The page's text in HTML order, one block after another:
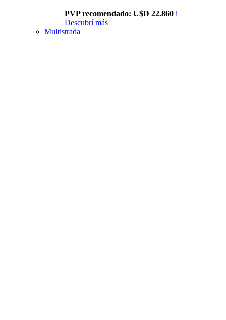
PVP recomendado: U$D 22.860 i
Descubrí más
Multistrada